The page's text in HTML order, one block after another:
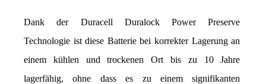
Dank der Duracell Duralock Power Preserve
Technologie ist diese Batterie bei korrekter Lagerung an
einem kühlen und trockenen Ort bis zu 10 Jahre
lagerfähig, ohne dass es zu einem signifikanten